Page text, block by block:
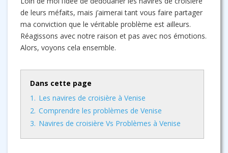
de leurs méfaits, mais j’aimerai tant vous faire partager
ma conviction que le véritable problème est ailleurs.
Réagissons avec notre raison et pas avec nos émotions.
Alors, voyons cela ensemble.
Dans cette page
1. Les navires de croisière à Venise
2. Comprendre les problèmes de Venise
3. Navires de croisière Vs Problèmes à Venise